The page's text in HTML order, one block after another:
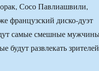
Сосо Павлиашвили,
французский диско-дуэт
самые смешные
развлекать зрителей